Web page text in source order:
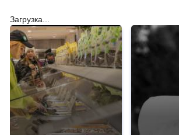
Загрузка...